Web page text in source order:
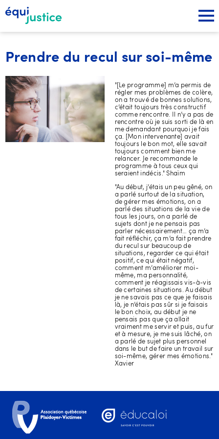
Prendre du recul sur soi-même
"[Le programme] m’a permis de
régler mes problèmes de colère,
on a trouvé de bonnes solutions,
c’était toujours très constructif
comme rencontre. Il n’y a pas de
rencontre où je suis sorti de là en
me demandant pourquoi je fais
ça. [Mon intervenante] avait
toujours le bon mot, elle savait
toujours comment bien me
relancer. Je recommande le
programme à tous ceux qui
seraient indécis." Shaïm
"Au début, j’étais un peu gêné, on
a parlé surtout de la situation,
de gérer mes émotions, on a
parlé des situations de la vie de
tous les jours, on a parlé de
sujets dont je ne pensais pas
parler nécessairement… ça m’a
fait réfléchir, ça m’a fait prendre
du recul sur beaucoup de
situations, regarder ce qui était
positif, ce qui était négatif,
comment m’améliorer moi-
même, ma personnalité,
comment je réagissais vis-à-vis
de certaines situations. Au début
je ne savais pas ce que je faisais
là, je n’étais pas sûr si je faisais
le bon choix, au début je ne
pensais pas que ça allait
vraiment me servir et puis, au fur
et à mesure, je me suis lâché, on
a parlé de sujet plus personnel
dans le but de faire un travail sur
soi-même, gérer mes émotions."
Xavier